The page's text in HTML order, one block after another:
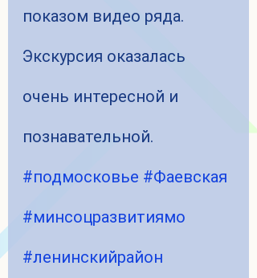
показом видео ряда.
Экскурсия оказалась
очень интересной и
познавательной.
#подмосковье #Фаевская
#минсоцразвитиямо
#ленинскийрайон